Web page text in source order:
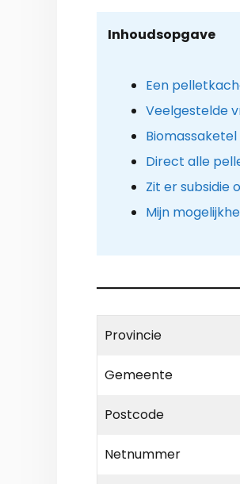
Inhoudsopgave
Een
Veelgestelde
Direct alle
Zit er subsidie
Mijn
Provincie
Gemeente
Postcode
Netnummer